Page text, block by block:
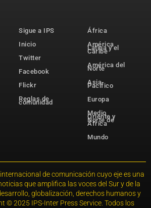
Sigue a IPS
Inicio
Twitter
Facebook
Flickr
Reglas de
comunidad
África
América
Latina y el
Caribe
América del
Norte
Asia-
Pacífico
Europa
Medio
Oriente y
Norte de
África
Mundo
de comunicación cuyo eje es una
que amplifica las voces del Sur y de la
globalización, derechos humanos y
© 2025 IPS-Inter Press Service. Todos los